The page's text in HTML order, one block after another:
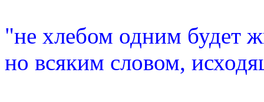
"не хлебом одним будет
но всяким словом,